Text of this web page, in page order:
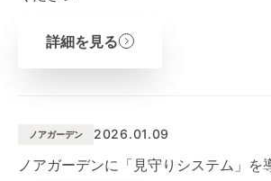
詳細を見る
ノアガーデン 2026.01.09
ノアガーデンに「見守りシステム」を